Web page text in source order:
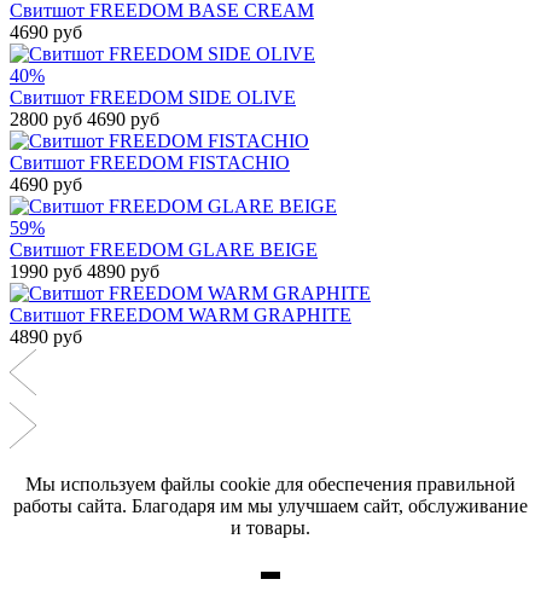
Свитшот FREEDOM BASE CREAM
4690 руб
40%
Свитшот FREEDOM SIDE OLIVE
2800 руб 4690 руб
Свитшот FREEDOM FISTACHIO
4690 руб
59%
Свитшот FREEDOM GLARE BEIGE
1990 руб 4890 руб
Свитшот FREEDOM WARM GRAPHITE
4890 руб
Мы используем файлы cookie для обеспечения правильной
работы сайта. Благодаря им мы улучшаем сайт, обслуживание
и товары.